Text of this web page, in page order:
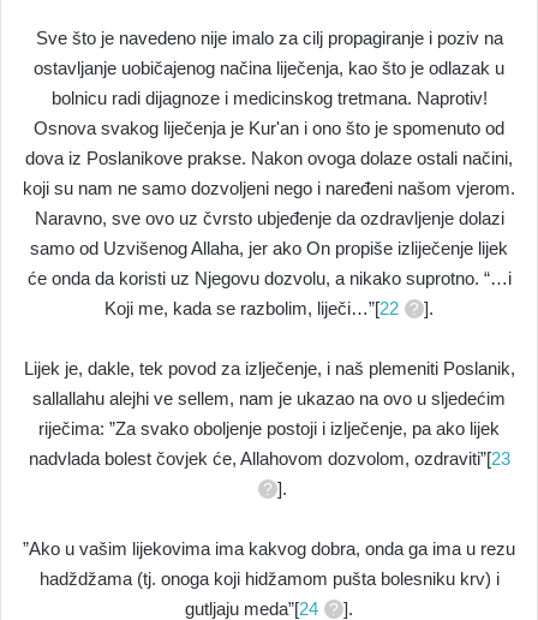
Sve što je navedeno nije imalo za cilj propagiranje i poziv na
ostavljanje uobičajenog načina liječenja, kao što je odlazak u
bolnicu radi dijagnoze i medicinskog tretmana. Naprotiv!
Osnova svakog liječenja je Kur'an i ono što je spomenuto od
dova iz Poslanikove prakse. Nakon ovoga dolaze ostali načini,
koji su nam ne samo dozvoljeni nego i naređeni našom vjerom.
Naravno, sve ovo uz čvrsto ubjeđenje da ozdravljenje dolazi
samo od Uzvišenog Allaha, jer ako On propiše izliječenje lijek
će onda da koristi uz Njegovu dozvolu, a nikako suprotno. “…i
Koji me, kada se razbolim, liječi…”[22 ].
Lijek je, dakle, tek povod za izlječenje, i naš plemeniti Poslanik,
sallallahu alejhi ve sellem, nam je ukazao na ovo u sljedećim
riječima: ”Za svako oboljenje postoji i izlječenje, pa ako lijek
nadvlada bolest čovjek će, Allahovom dozvolom, ozdraviti”[23
].
”Ako u vašim lijekovima ima kakvog dobra, onda ga ima u rezu
hadždžama (tj. onoga koji hidžamom pušta bolesniku krv) i
gutljaju meda”[24 ].